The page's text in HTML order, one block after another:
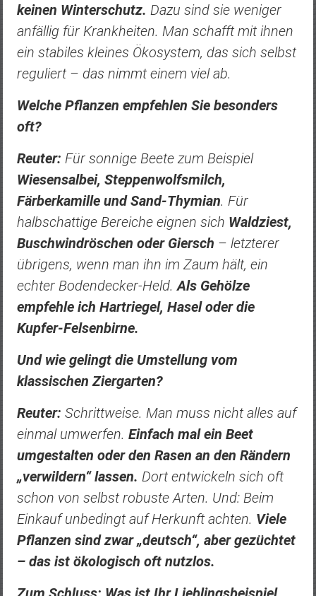
keinen Winterschutz. Dazu sind sie weniger
anfällig für Krankheiten. Man schafft mit ihnen
ein stabiles kleines Ökosystem, das sich selbst
reguliert – das nimmt einem viel ab.
Welche Pflanzen empfehlen Sie besonders
oft?
Reuter: Für sonnige Beete zum Beispiel
Wiesensalbei, Steppenwolfsmilch,
Färberkamille und Sand-Thymian. Für
halbschattige Bereiche eignen sich Waldziest,
Buschwindröschen oder Giersch – letzterer
übrigens, wenn man ihn im Zaum hält, ein
echter Bodendecker-Held.Als Gehölze
empfehle ich Hartriegel, Hasel oder die
Kupfer-Felsenbirne.
Und wie gelingt die Umstellung vom
klassischen Ziergarten?
Reuter: Schrittweise. Man muss nicht alles auf
einmal umwerfen. Einfach mal ein Beet
umgestalten oder den Rasen an den Rändern
„verwildern“ lassen. Dort entwickeln sich oft
schon von selbst robuste Arten. Und: Beim
Einkauf unbedingt auf Herkunft achten. Viele
Pflanzen sind zwar „deutsch“, aber gezüchtet
– das ist ökologisch oft nutzlos.